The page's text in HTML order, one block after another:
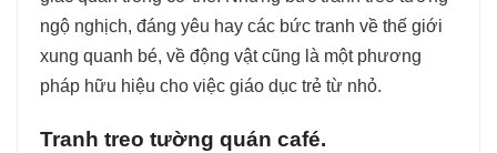
ngộ nghịch, đáng yêu hay các bức tranh về thế giới
xung quanh bé, về động vật cũng là một phương
pháp hữu hiệu cho việc giáo dục trẻ từ nhỏ.
Tranh treo tường quán café.